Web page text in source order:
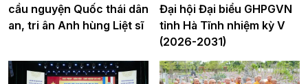
cầu nguyện Quốc thái dân
an, tri ân Anh hùng Liệt sĩ
Đại hội Đại biểu GHPGVN
tỉnh Hà Tĩnh nhiệm kỳ V
(2026-2031)